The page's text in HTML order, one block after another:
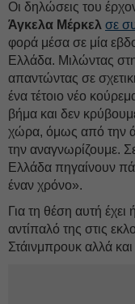
Οι δηλώσεις του
Άγκελα Μέρκελ σε
φορά μέσα σε μία
Ελλάδα. Μιλώντας
απαντώντας σε
ένα τέτοιο νέο
βήμα και δεν
χώρα, όμως από την
την αναγνωρίζουμε.
Ελλάδα πηγαίνουν
έναν χρόνο».
Για τη θέση αυτή έχει
αντίπαλό της στις
Στάινμπρουκ αλλά